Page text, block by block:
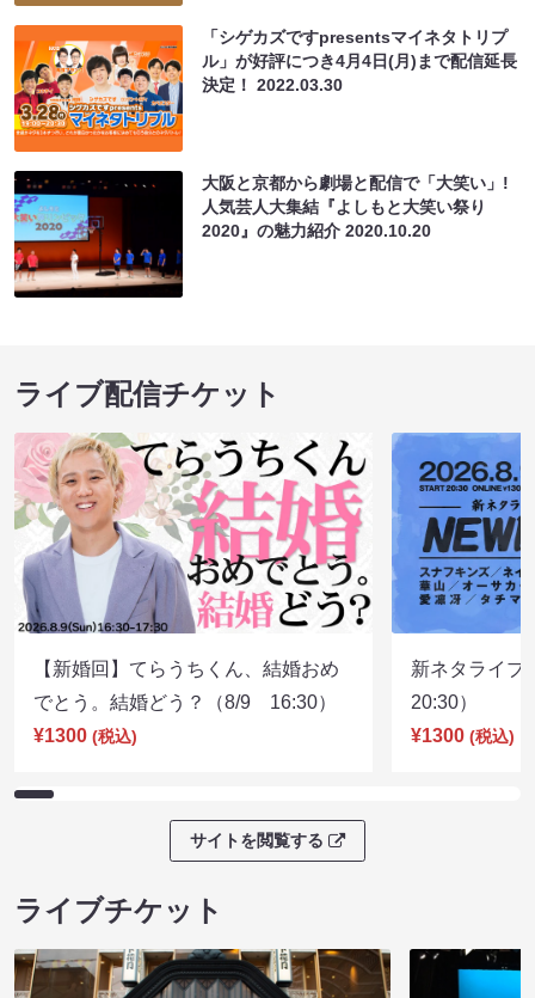
「シゲカズですpresentsマイネタトリプ
ル」が好評につき4月4日(月)まで配信延長
決定！2022.03.30
大阪と京都から劇場と配信で「大笑い」!
人気芸人大集結『よしもと大笑い祭り
2020』の魅力紹介2020.10.20
ライブ配信チケット
【新婚回】てらうちくん、結婚おめ
でとう。結婚どう？（8/9 16:30）
¥1300 (税込)
新ネタライ
20:30）
¥1300 (税込)
サイトを閲覧する
ライブチケット